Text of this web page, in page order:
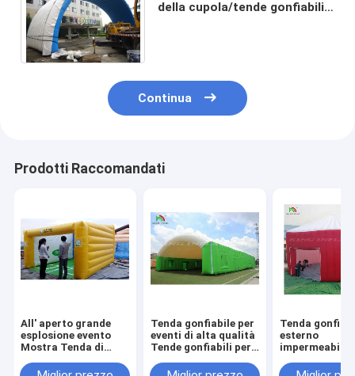
della cupola/tende gonfiabili
Continua
Prodotti Raccomandati
All' aperto grande
esplosione evento
Mostra Tenda di
nightclub gonfiabile
Tenda gonfiabile per
eventi di alta qualità
Tende gonfiabili per
Tenda
esterno
impermeabile
gonfiabile